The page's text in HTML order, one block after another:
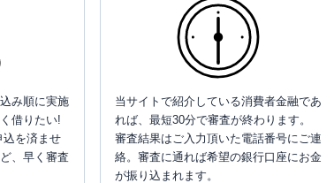
み順に実施
借りたい!
込を済ませ
、早く審査
当サイトで紹介している消費者金融であ
れば、最短30分で審査が終わります。
審査結果はご入力頂いた電話番号にご連
絡。審査に通れば希望の銀行口座にお金
が振り込まれます。